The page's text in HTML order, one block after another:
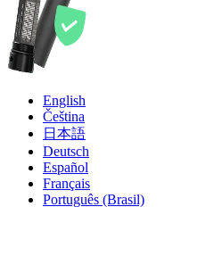
English
Čeština
日本語
Deutsch
Español
Français
Português (Brasil)